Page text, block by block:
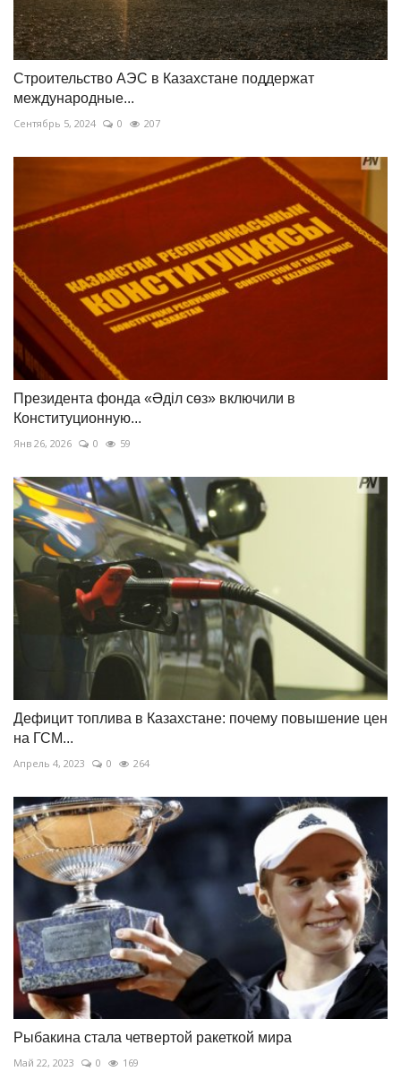
Строительство АЭС в Казахстане поддержат
международные...
Сентябрь 5, 2024 0 207
Президента фонда «Әділ сөз» включили в
Конституционную...
Янв 26, 2026 0 59
Дефицит топлива в Казахстане: почему повышение цен
на ГСМ...
Апрель 4, 2023 0 264
Рыбакина стала четвертой ракеткой мира
Май 22, 2023 0 169